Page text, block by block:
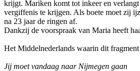
krijgt. Mariken komt tot inkeer en
vergiffenis te krijgen. Als boete moet zij
na 23 jaar de ringen af.
Dankzij de voorspraak van Maria heeft
Het Middelnederlands waarin dit
Jij moet vandaag naar Nijmegen gaan